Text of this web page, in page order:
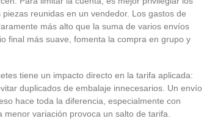
reunidas en un vendedor. Los gastos de
más alto que la suma de varios envíos
final más suave, fomenta la compra en grupo y
tiene un impacto directo en la tarifa aplicada:
duplicados de embalaje innecesarios. Un envío
hace toda la diferencia, especialmente con
variación provoca un salto de tarifa.